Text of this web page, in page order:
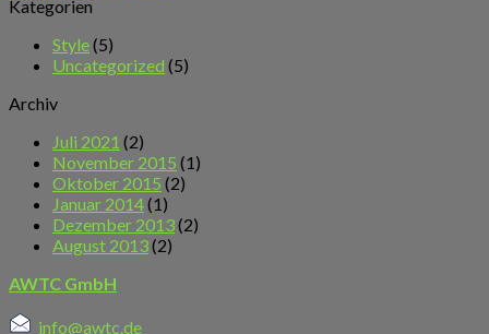
Kategorien
Style(5)
Uncategorized (5)
Archiv
Juli 2021 (2)
November 2015 (1)
Oktober 2015 (2)
Januar 2014(1)
Dezember 2013(2)
August 2013(2)
AWTC GmbH
info@awtc.de